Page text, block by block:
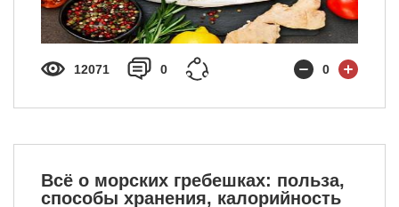
12071 0 0
Всё о морских гребешках: польза,
способы хранения, калорийность